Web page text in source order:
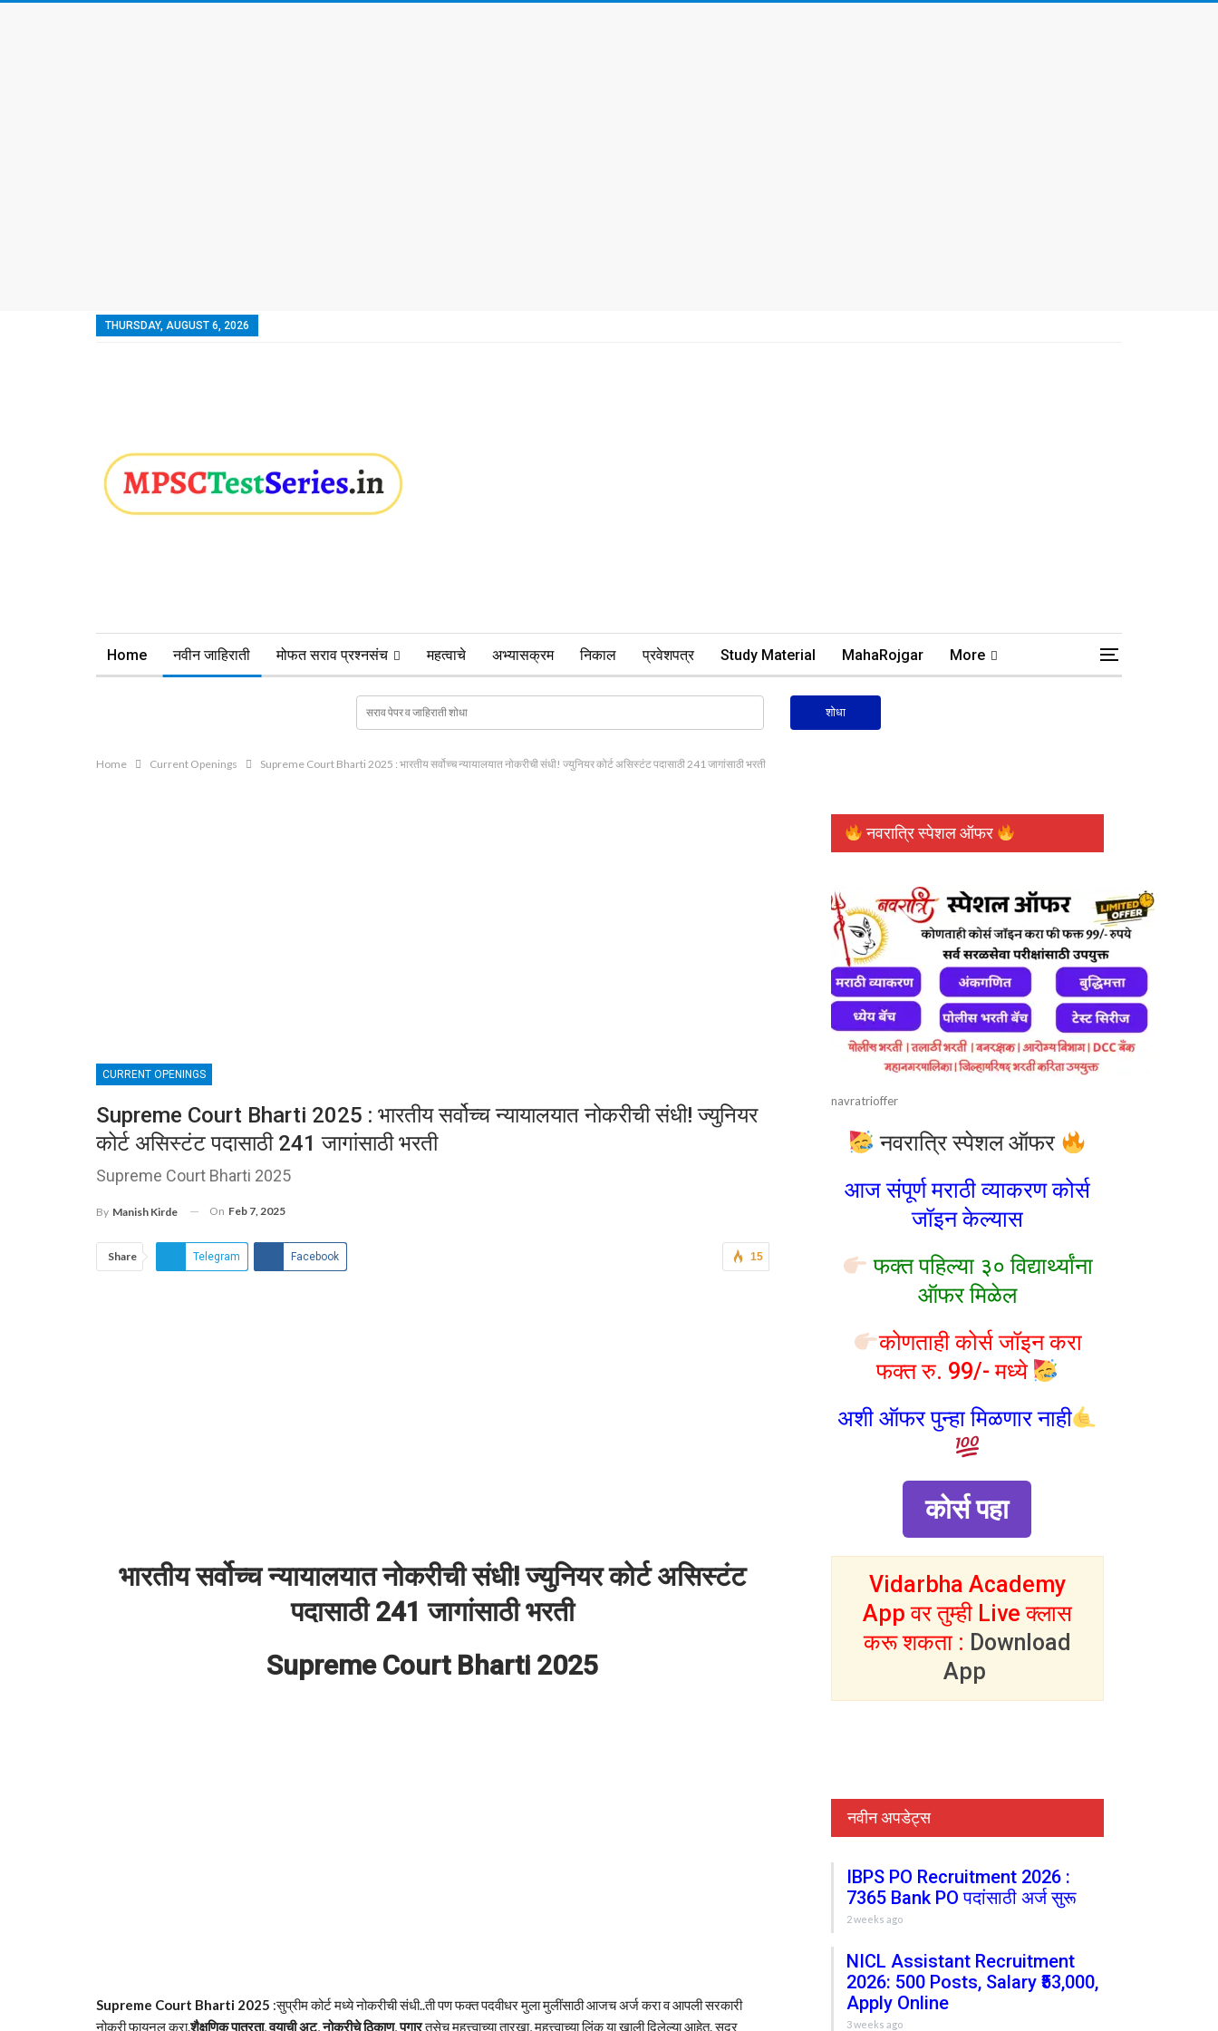
THURSDAY, AUGUST 6, 2026
Home नवीन जाहिराती मोफत सराव प्रश्नसंच महत्वाचे अभ्यासक्रम निकाल प्रवेशपत्र Study Material MahaRojgar More
Home Current Openings Supreme Court Bharti 2025 : भारतीय सर्वोच्च न्यायालयात नोकरीची संधी! ज्युनियर कोर्ट असिस्टंट पदासाठी 241 जागांसाठी भरती
CURRENT OPENINGS
Supreme Court Bharti 2025 : भारतीय सर्वोच्च न्यायालयात नोकरीची संधी! ज्युनियर
कोर्ट असिस्टंट पदासाठी 241 जागांसाठी भरती
Supreme Court Bharti 2025
By Manish Kirde On Feb 7, 2025
15
Share Telegram Facebook
भारतीय सर्वोच्च न्यायालयात नोकरीची संधी! ज्युनियर कोर्ट असिस्टंट
पदासाठी 241 जागांसाठी भरती
Supreme Court Bharti 2025
Supreme Court Bharti 2025 :सुप्रीम कोर्ट मध्ये नोकरीची संधी..ती पण फक्त पदवीधर मुला मुलींसाठी आजच अर्ज करा व आपली सरकारी
नोकरी फायनल करा.शैक्षणिक पात्रता,वयाची अट,नोकरीचे ठिकाण,पगारतसेच महत्त्वाच्या तारखा, महत्त्वाच्या लिंक या खाली दिलेल्या आहेत. सदर
नवरात्रि स्पेशल ऑफर
navratrioffer
नवरात्रि स्पेशल ऑफर
आज संपूर्ण मराठी व्याकरण कोर्स
जॉइन केल्यास
फक्त पहिल्या ३० विद्यार्थ्यांना
ऑफर मिळेल
कोणताही कोर्स जॉइन करा
फक्त रु. 99/- मध्ये
अशी ऑफर पुन्हा मिळणार नाही
कोर्स पहा
Vidarbha Academy
App वर तुम्ही Live क्लास
करू शकता : Download
App
नवीन अपडेट्स
IBPS PO Recruitment 2026 :
7365 Bank PO पदांसाठी अर्ज सुरू
2 weeks ago
NICL Assistant Recruitment
2026: 500 Posts, Salary ₹53,000,
Apply Online
3 weeks ago